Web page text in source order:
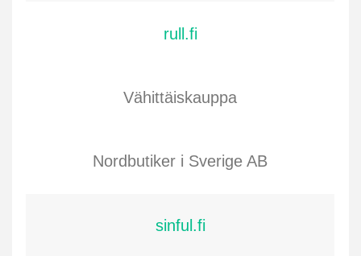
rull.fi
Vähittäiskauppa
Nordbutiker i Sverige AB
sinful.fi